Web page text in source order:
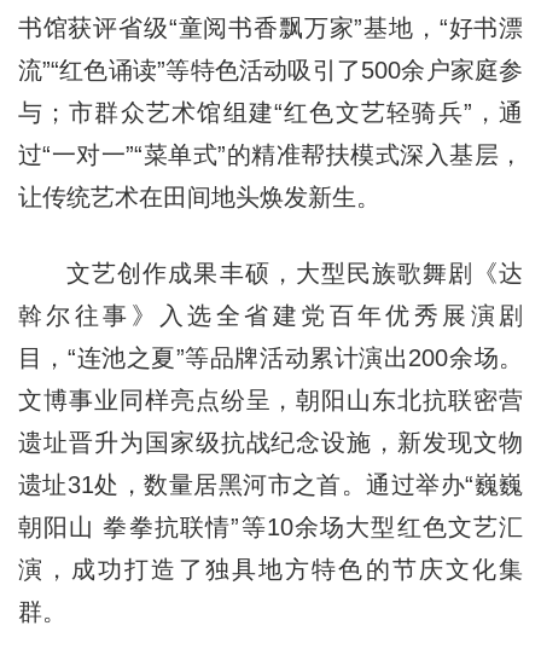
书馆获评省级“童阅书香飘万家”基地，“好书漂
流”“红色诵读”等特色活动吸引了500余户家庭参
与；市群众艺术馆组建“红色文艺轻骑兵”，通
过“一对一”“菜单式”的精准帮扶模式深入基层，
让传统艺术在田间地头焕发新生。
文艺创作成果丰硕，大型民族歌舞剧《达
斡尔往事》入选全省建党百年优秀展演剧
目，“连池之夏”等品牌活动累计演出200余场。
文博事业同样亮点纷呈，朝阳山东北抗联密营
遗址晋升为国家级抗战纪念设施，新发现文物
遗址31处，数量居黑河市之首。通过举办“巍巍
朝阳山 拳拳抗联情”等10余场大型红色文艺汇
演，成功打造了独具地方特色的节庆文化集
群。